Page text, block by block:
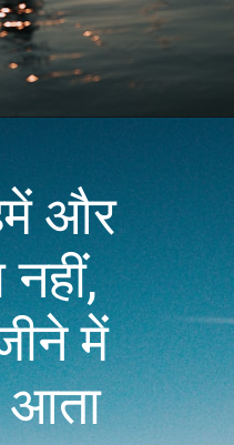
और
नहीं,
में
आता